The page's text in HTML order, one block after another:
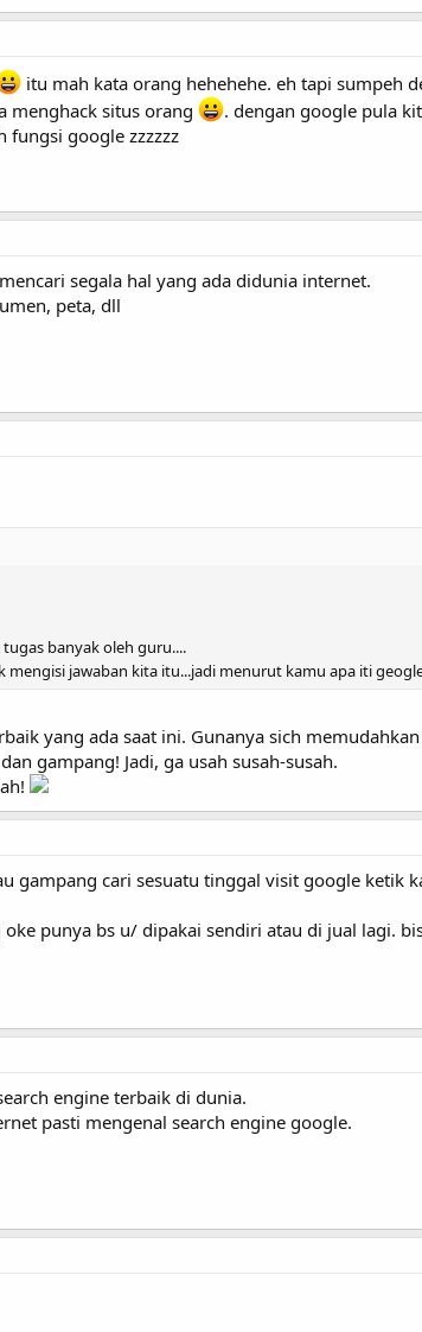
itu mah kata orang hehehehe. eh tapi sumpeh
menghack situs orang
. dengan google pula
fungsi google zzzzzz
segala hal yang ada didunia internet.
peta, dll
banyak oleh guru....
jawaban kita itu...jadi menurut kamu apa iti
yang ada saat ini. Gunanya sich
gampang! Jadi, ga usah susah-susah.
gampang cari sesuatu tinggal visit google ketik
punya bs u/ dipakai sendiri atau di jual lagi.
engine terbaik di dunia.
pasti mengenal search engine google.